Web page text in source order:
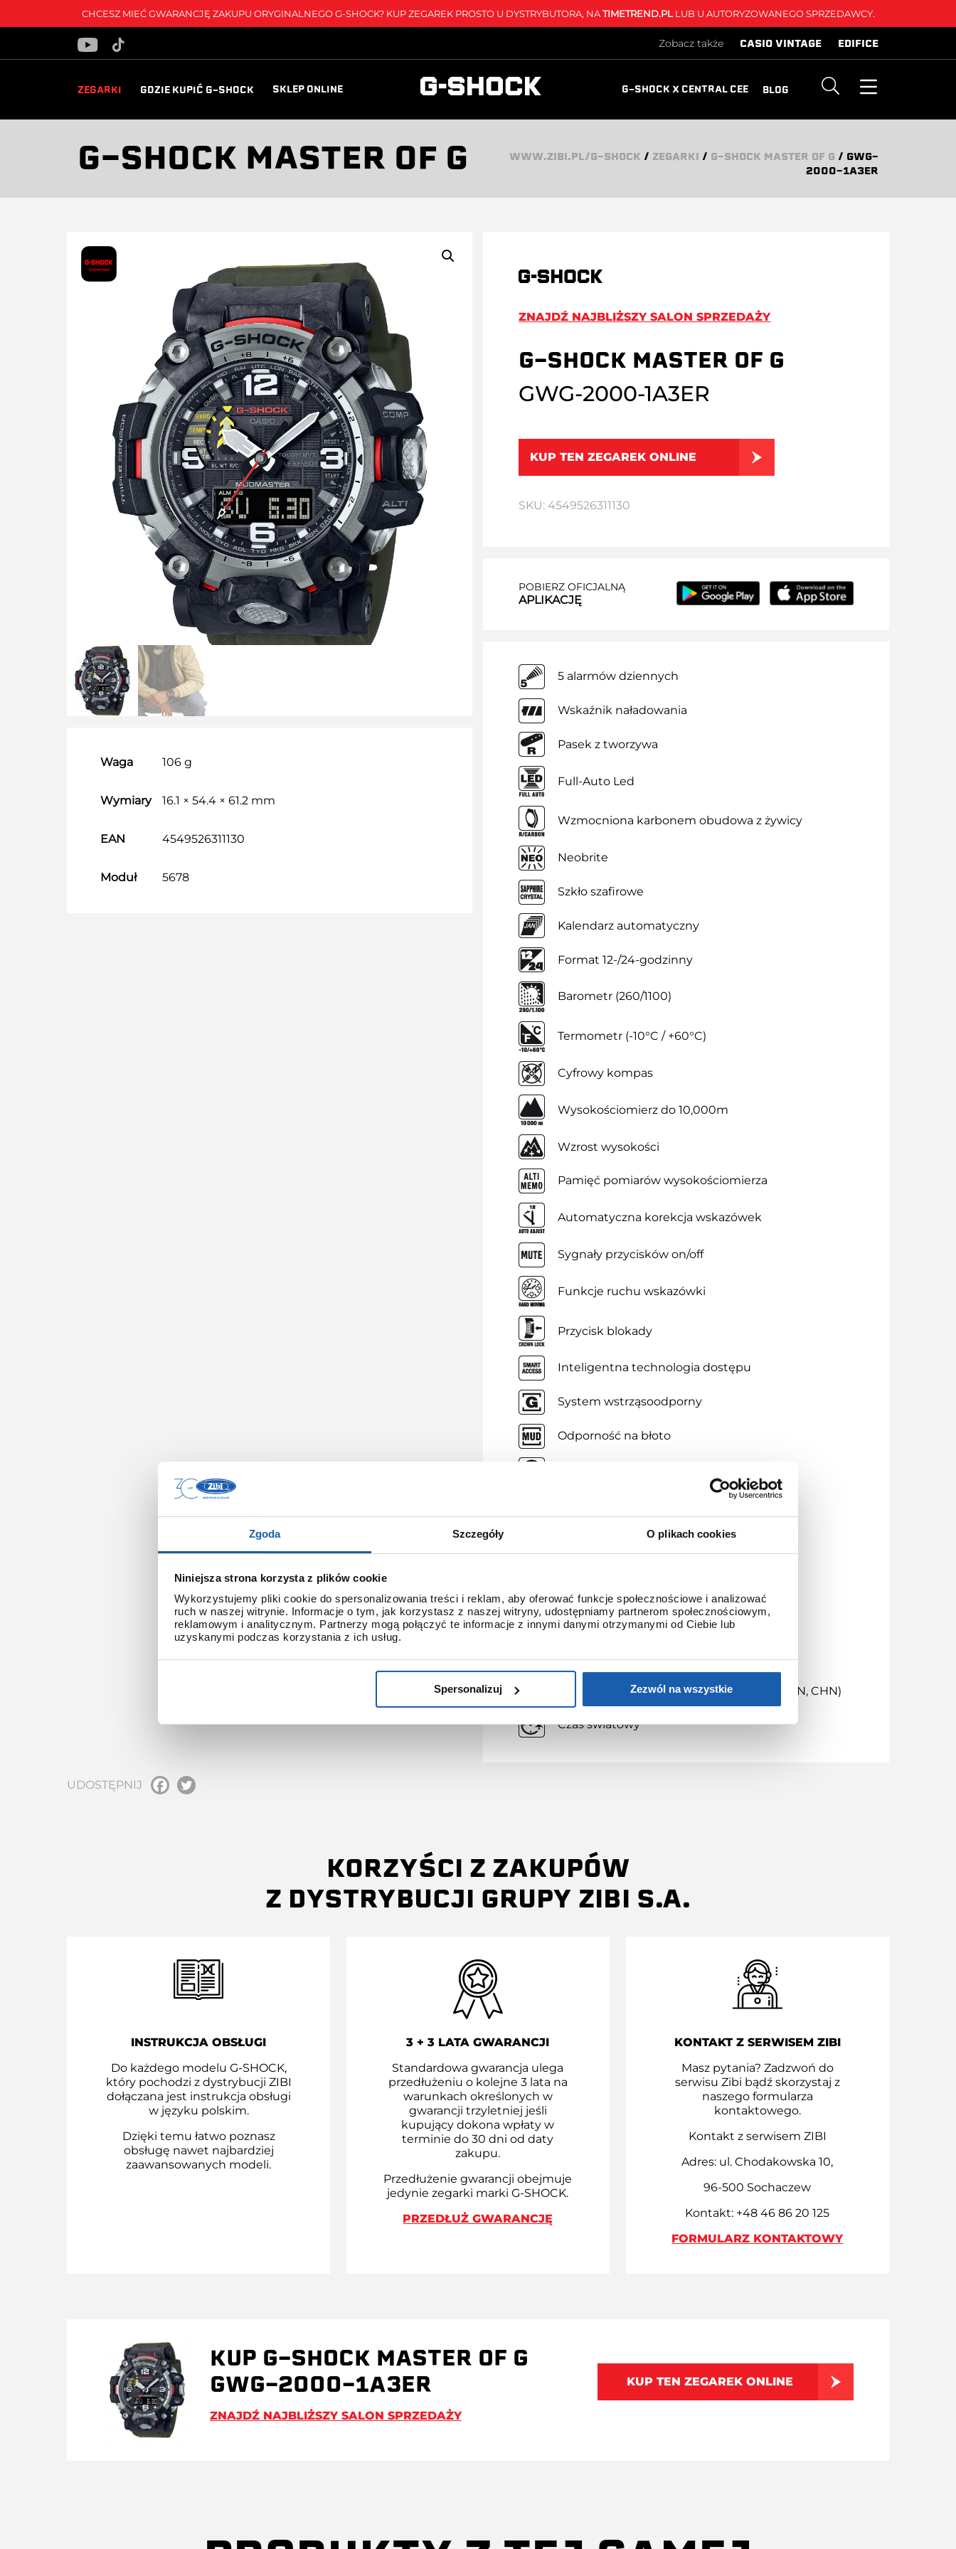
Zgoda Szczegóły O plikach cookies
Niniejsza strona korzysta z plików cookie
Wykorzystujemy pliki cookie do spersonalizowania treści i reklam, aby oferować funkcje społecznościowe i analizować
ruch w naszej witrynie. Informacje o tym, jak korzystasz z naszej witryny, udostępniamy partnerom społecznościowym,
reklamowym i analitycznym. Partnerzy mogą połączyć te informacje z innymi danymi otrzymanymi od Ciebie lub
uzyskanymi podczas korzystania z ich usług.
Spersonalizuj Zezwól na wszystkie
CHCESZ MIEĆ GWARANCJĘ ZAKUPU ORYGINALNEGO G-SHOCK? KUP ZEGAREK PROSTO U DYSTRYBUTORA, NATIMETREND.PLLUB U AUTORYZOWANEGO SPRZEDAWCY.
Zobacz także CASIO VINTAGE EDIFICE
ZEGARKI GDZIE KUPIĆ G-SHOCK SKLEP ONLINE G-SHOCK X CENTRAL CEE BLOG
G-SHOCK MASTER OF G WWW.ZIBI.PL/G-SHOCK / ZEGARKI / G-SHOCK MASTER OF G / GWG-
2000-1A3ER
ZNAJDŹ NAJBLIŻSZY SALON SPRZEDAŻY
G-SHOCK MASTER OF G
GWG-2000-1A3ER
KUP TEN ZEGAREK ONLINE
SKU: 4549526311130
POBIERZ OFICJALNĄ
APLIKACJĘ
5 alarmów dziennych
Wskaźnik naładowania
Pasek z tworzywa
Full-Auto Led
Wzmocniona karbonem obudowa z żywicy
Neobrite
Szkło szafirowe
Kalendarz automatyczny
Format 12-/24-godzinny
Barometr (260/1100)
Termometr (-10°C / +60°C)
Cyfrowy kompas
Wysokościomierz do 10,000m
Wzrost wysokości
Pamięć pomiarów wysokościomierza
Automatyczna korekcja wskazówek
Sygnały przycisków on/off
Funkcje ruchu wskazówki
Przycisk blokady
Inteligentna technologia dostępu
System wstrząsoodporny
Odporność na błoto
Klamra
Klasa wodoszczelności (20 bar)
Odbiornik sygnału radiowego (EU, USA, JPN, CHN)
Czas światowy
Waga 106 g
Wymiary 16.1 × 54.4 × 61.2 mm
EAN 4549526311130
Moduł 5678
UDOSTĘPNIJ
KORZYŚCI Z ZAKUPÓW
Z DYSTRYBUCJI GRUPY ZIBI S.A.
INSTRUKCJA OBSŁUGI
Do każdego modelu G-SHOCK,
który pochodzi z dystrybucji ZIBI
dołączana jest instrukcja obsługi
w języku polskim.
Dzięki temu łatwo poznasz
obsługę nawet najbardziej
zaawansowanych modeli.
3 + 3 LATA GWARANCJI
Standardowa gwarancja ulega
przedłużeniu o kolejne 3 lata na
warunkach określonych w
gwarancji trzyletniej jeśli
kupujący dokona wpłaty w
terminie do 30 dni od daty
zakupu.
Przedłużenie gwarancji obejmuje
jedynie zegarki marki G-SHOCK.
PRZEDŁUŻ GWARANCJĘ
KONTAKT Z SERWISEM ZIBI
Masz pytania? Zadzwoń do
serwisu Zibi bądź skorzystaj z
naszego formularza
kontaktowego.
Kontakt z serwisem ZIBI
Adres: ul. Chodakowska 10,
96-500 Sochaczew
Kontakt: +48 46 86 20 125
FORMULARZ KONTAKTOWY
KUP G-SHOCK MASTER OF G
GWG-2000-1A3ER
ZNAJDŹ NAJBLIŻSZY SALON SPRZEDAŻY
KUP TEN ZEGAREK ONLINE